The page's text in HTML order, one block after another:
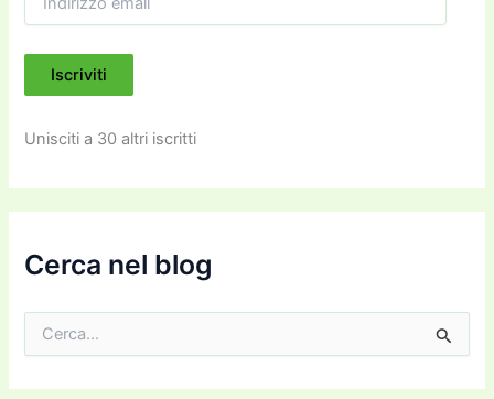
i
i
z
e
m
i
l
Iscriviti
Unisciti a 30 altri iscritti
Cerca nel blog
c